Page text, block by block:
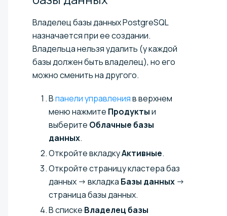
Владелец базы данных PostgreSQL
назначается при ее создании.
Владельца нельзя удалить (у каждой
базы должен быть владелец), но его
можно сменить на другого.
Впанели управленияв верхнем
меню нажмите Продуктыи
выберите Облачные базы
данных.
Откройте вкладкуАктивные.
Откройте страницу кластера баз
данных → вкладка Базы данных →
страница базы данных.
В списке Владелец базы